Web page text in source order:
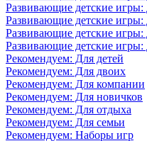
Развивающие детские игры:
Развивающие детские
Развивающие детские
Развивающие детские
Рекомендуем: Для детей
Рекомендуем: Для двоих
Рекомендуем: Для компании
Рекомендуем: Для новичков
Рекомендуем: Для отдыха
Рекомендуем: Для семьи
Рекомендуем: Наборы игр